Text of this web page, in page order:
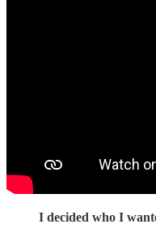
I decided who I